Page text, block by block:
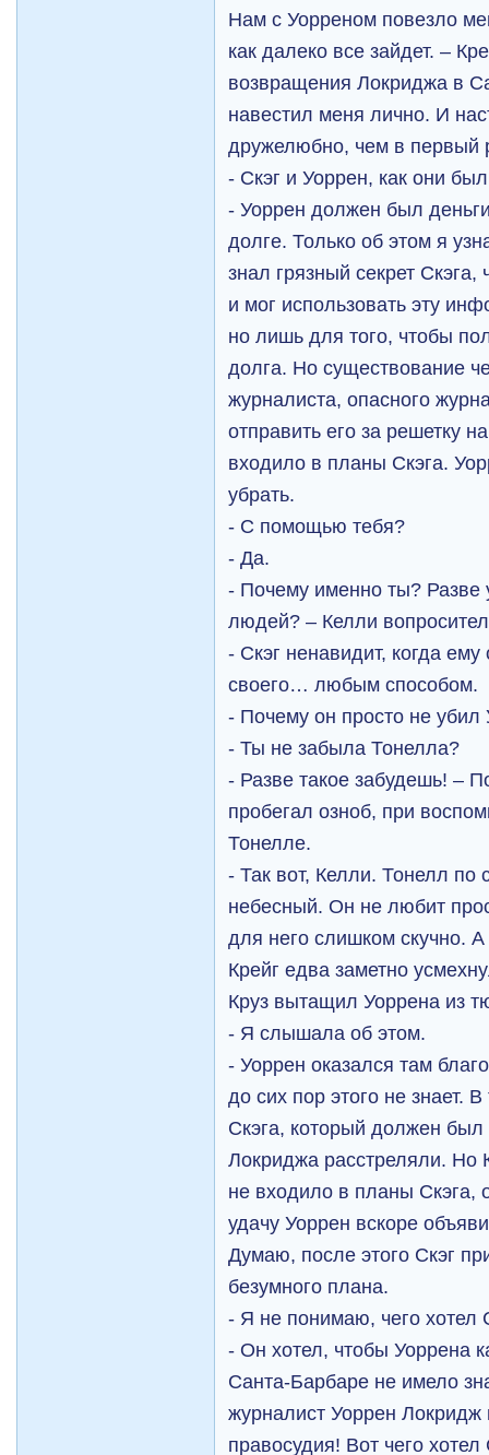
Нам с Уорреном повезло
как далеко все зайдет. –
возвращения Локриджа в
навестил меня лично. И
дружелюбно, чем в первый
- Скэг и Уоррен, как они
- Уоррен должен был
долге. Только об этом я
знал грязный секрет
и мог использовать эту
но лишь для того, чтобы
долга. Но существование
журналиста, опасного
отправить его за решетку
входило в планы Скэга.
убрать.
- С помощью тебя?
- Да.
- Почему именно ты? Разве
людей? – Келли
- Скэг ненавидит, когда
своего… любым способом.
- Почему он просто не убил
- Ты не забыла Тонелла?
- Разве такое забудешь! –
пробегал озноб, при
Тонелле.
- Так вот, Келли. Тонелл по
небесный. Он не любит
для него слишком скучно.
Крейг едва заметно
Круз вытащил Уоррена из
- Я слышала об этом.
- Уоррен оказался там
до сих пор этого не знает.
Скэга, который должен
Локриджа расстреляли. Но
не входило в планы Скэга,
удачу Уоррен вскоре
Думаю, после этого Скэг
безумного плана.
- Я не понимаю, чего хотел
- Он хотел, чтобы Уоррена
Санта-Барбаре не имело
журналист Уоррен Локридж
правосудия! Вот чего хотел